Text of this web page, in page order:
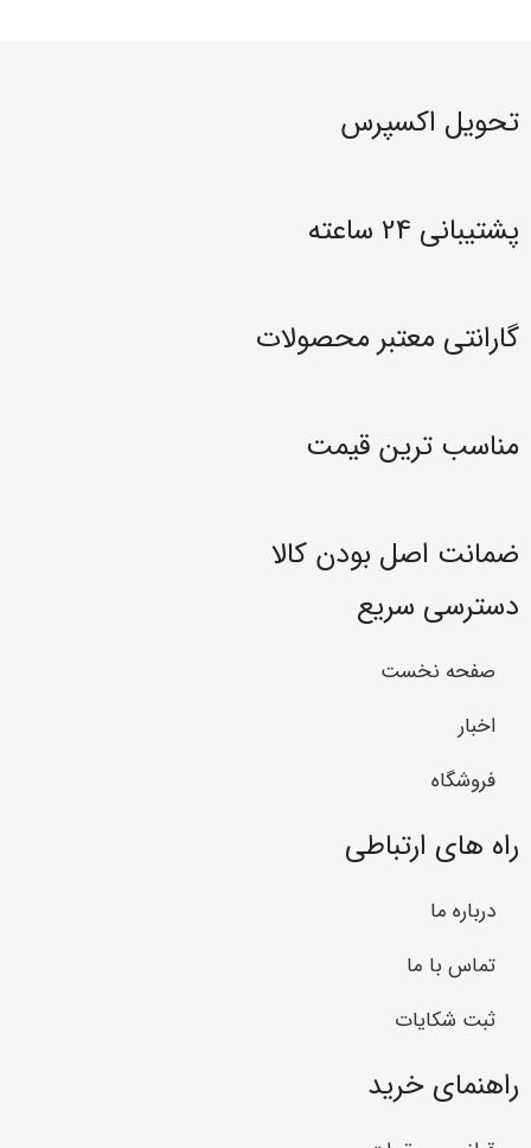
تحویل اکسپرس
پشتیبانی 24 ساعته
گارانتی معتبر محصولات
مناسب ترین قیمت
ضمانت اصل بودن کالا
دسترسی سریع
صفحه نخست
اخبار
فروشگاه
راه های ارتباطی
درباره ما
تماس با ما
ثبت شکایات
راهنمای خرید